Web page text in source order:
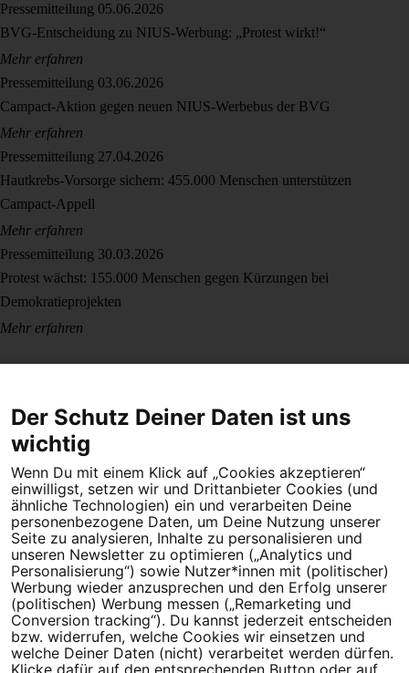
Pressemitteilung 05.06.2026
BVG-Entscheidung zu NIUS-Werbung: „Protest wirkt!“
Mehr erfahren
Pressemitteilung 03.06.2026
Campact-Aktion gegen neuen NIUS-Werbebus der BVG
Mehr erfahren
Pressemitteilung 27.04.2026
Hautkrebs-Vorsorge sichern: 455.000 Menschen unterstützen
Campact-Appell
Mehr erfahren
Pressemitteilung 30.03.2026
Protest wächst: 155.000 Menschen gegen Kürzungen bei
Demokratieprojekten
Mehr erfahren
Dein Engagement macht den Unterschied. Schließe Dich 4,5
Millionen Menschen an.
Newsletter bestellen
Campact e.V.
IBAN DE95 2‍5‍1‍2 0‍5‍1‍0 6‍9‍8‍0 0‍0‍0‍0 0‍0
Der Schutz Deiner Daten ist uns
wichtig
Wenn Du mit einem Klick auf „Cookies akzeptieren“
einwilligst, setzen wir und Drittanbieter Cookies (und
ähnliche Technologien) ein und verarbeiten Deine
personenbezogene Daten, um Deine Nutzung unserer
Seite zu analysieren, Inhalte zu personalisieren und
unseren Newsletter zu optimieren („Analytics und
Personalisierung“) sowie Nutzer*innen mit (politischer)
Werbung wieder anzusprechen und den Erfolg unserer
(politischen) Werbung messen („Remarketing und
Conversion tracking“). Du kannst jederzeit entscheiden
bzw. widerrufen, welche Cookies wir einsetzen und
welche Deiner Daten (nicht) verarbeitet werden dürfen.
Klicke dafür auf den entsprechenden Button oder auf